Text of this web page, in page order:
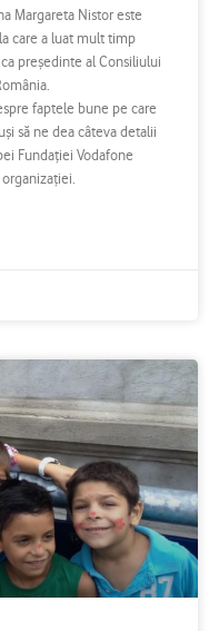
Margareta Nistor este
care a luat mult timp
preşedinte al Consiliului
faptele bune pe care
să ne dea câteva detalii
Fundaţiei Vodafone